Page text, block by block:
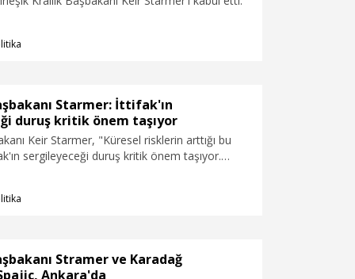
imzalanmış, Kanada ile Serbest Ticaret
resmi ziyaret gerçekleştiren kıymetli
Sayın Trump ile gerçekleştirdiğimiz yapıcı
uygun somut neticelere vesile
ifadelerini kullandı.
Starmer: İttifak'ın
duruş kritik önem taşıyor
Keir Starmer, "Küresel risklerin arttığı bu
sergileyeceği duruş kritik önem taşıyor.
Stramer ve Karadağ
Ankara'da